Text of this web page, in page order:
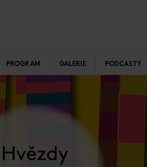
PROGRAM GALERIE PODCASTY